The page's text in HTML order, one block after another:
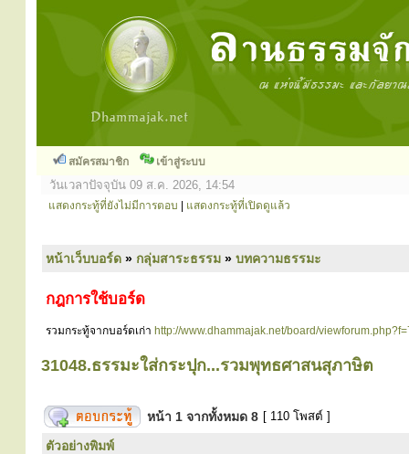
สมัครสมาชิก เข้าสู่ระบบ
วันเวลาปัจจุบัน 09 ส.ค. 2026, 14:54
แสดงกระทู้ที่ยังไม่มีการตอบ แสดงกระทู้ที่เปิดดูแล้ว
หน้าเว็บบอร์ด » กลุ่มสาระธรรม » บทความธรรมะ
กฎการใช้บอร์ด
รวมกระทู้จากบอร์ดเก่า http://www.dhammajak.net/board/
31048.ธรรมะใส่กระปุก...รวมพุทธศาสนสุภาษิต
หน้า 1 จากทั้งหมด 8 [ 110 โพสต์ ]
ตัวอย่างพิมพ์